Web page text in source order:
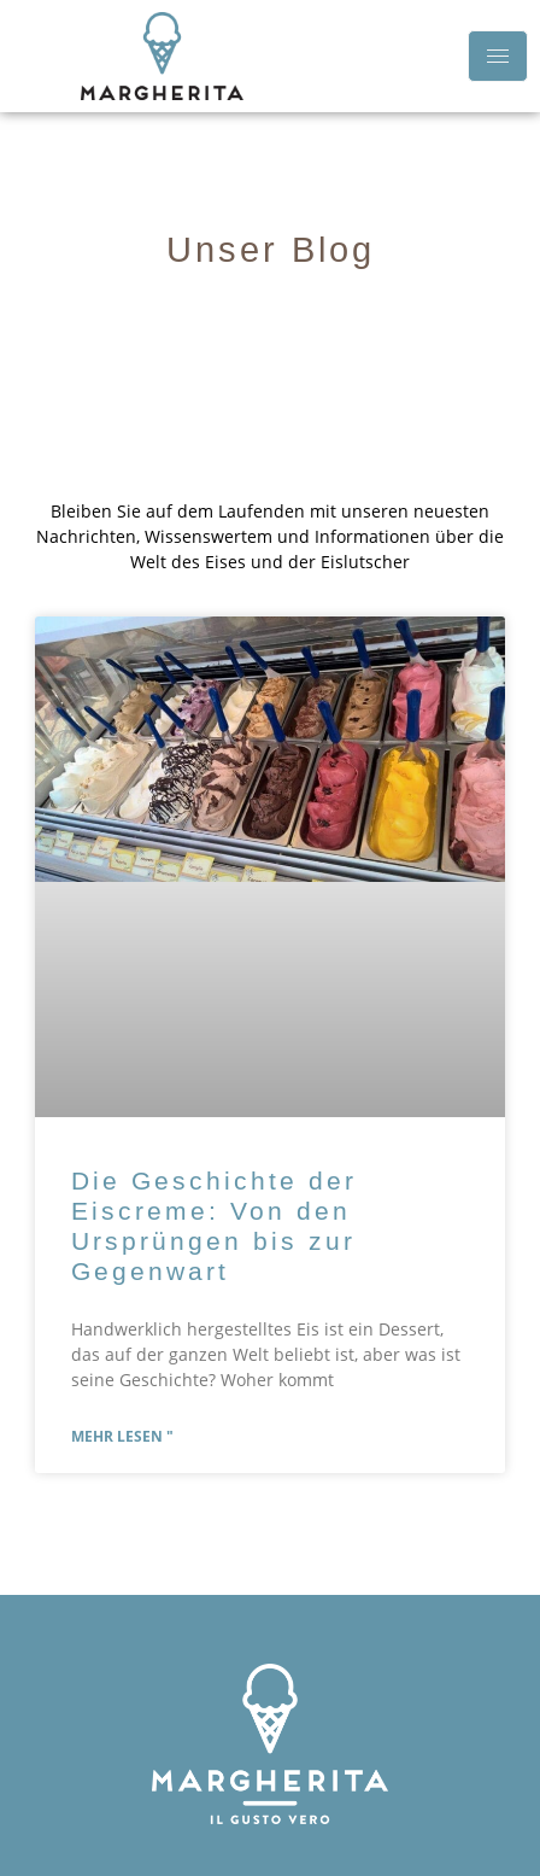
Unser Blog
Bleiben Sie auf dem Laufenden mit unseren neuesten
Nachrichten, Wissenswertem und Informationen über die
Welt des Eises und der Eislutscher
Die Geschichte der
Eiscreme: Von den
Ursprüngen bis zur
Gegenwart
Handwerklich hergestelltes Eis ist ein Dessert,
das auf der ganzen Welt beliebt ist, aber was ist
seine Geschichte? Woher kommt
MEHR LESEN "